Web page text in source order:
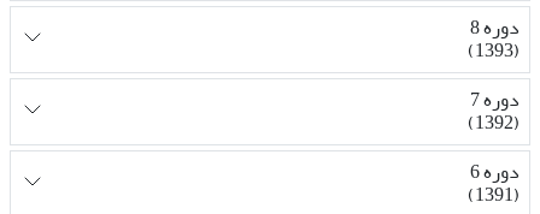
دوره 8
(1393)
دوره 7
(1392)
دوره 6
(1391)